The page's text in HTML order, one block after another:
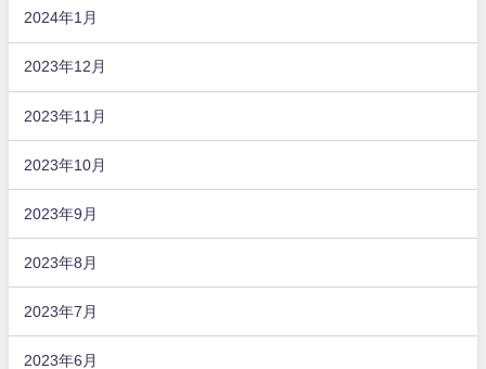
2024年1月
2023年12月
2023年11月
2023年10月
2023年9月
2023年8月
2023年7月
2023年6月